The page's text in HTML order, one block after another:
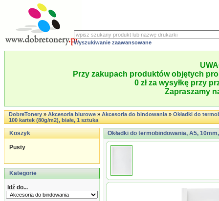
Wyszukiwanie zaawansowane
Przy zakupach produktów objętych
0 zł za wysyłkę przy
Zapraszamy
DobreTonery»Akcesoria biurowe»Akcesoria do bindowania»Okładki do
100 kartek (80g/m2), białe, 1 sztuka
Koszyk
Pusty
Kategorie
Idź do...
Okładki do termobindowania, A5,